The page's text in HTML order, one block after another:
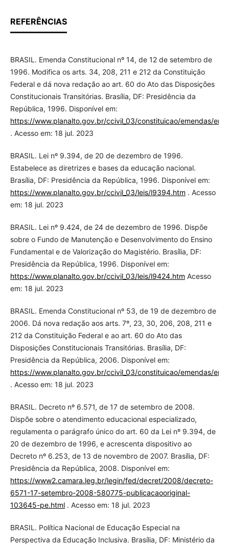
REFERÊNCIAS
BRASIL. Emenda Constitucional nº 14, de 12 de setembro de
1996. Modifica os arts. 34, 208, 211 e 212 da Constituição
Federal e dá nova redação ao art. 60 do Ato das Disposições
Constitucionais Transitórias. Brasília, DF: Presidência da
República, 1996. Disponível em:
https://www.planalto.gov.br/ccivil_03/constituicao/emendas/
. Acesso em: 18 jul. 2023
BRASIL. Lei nº 9.394, de 20 de dezembro de 1996.
Estabelece as diretrizes e bases da educação nacional.
Brasília, DF: Presidência da República, 1996. Disponível em:
https://www.planalto.gov.br/ccivil_03/leis/l9394.htm . Acesso
em: 18 jul. 2023
BRASIL. Lei nº 9.424, de 24 de dezembro de 1996. Dispõe
sobre o Fundo de Manutenção e Desenvolvimento do Ensino
Fundamental e de Valorização do Magistério. Brasília, DF:
Presidência da República, 1996. Disponível em:
https://www.planalto.gov.br/ccivil_03/leis/l9424.htm Acesso
em: 18 jul. 2023
BRASIL. Emenda Constitucional nº 53, de 19 de dezembro de
2006. Dá nova redação aos arts. 7º, 23, 30, 206, 208, 211 e
212 da Constituição Federal e ao art. 60 do Ato das
Disposições Constitucionais Transitórias. Brasília, DF:
Presidência da República, 2006. Disponível em:
https://www.planalto.gov.br/ccivil_03/constituicao/emendas/
. Acesso em: 18 jul. 2023
BRASIL. Decreto nº 6.571, de 17 de setembro de 2008.
Dispõe sobre o atendimento educacional especializado,
regulamenta o parágrafo único do art. 60 da Lei nº 9.394, de
20 de dezembro de 1996, e acrescenta dispositivo ao
Decreto nº 6.253, de 13 de novembro de 2007. Brasília, DF:
Presidência da República, 2008. Disponível em:
https://www2.camara.leg.br/legin/fed/decret/2008/decreto-
6571-17-setembro-2008-580775-publicacaooriginal-
103645-pe.html. Acesso em: 18 jul. 2023
BRASIL. Política Nacional de Educação Especial na
Perspectiva da Educação Inclusiva. Brasília, DF: Ministério da